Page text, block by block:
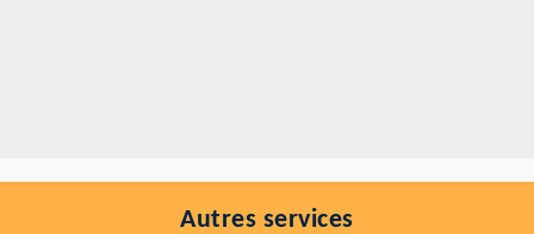
Autres services